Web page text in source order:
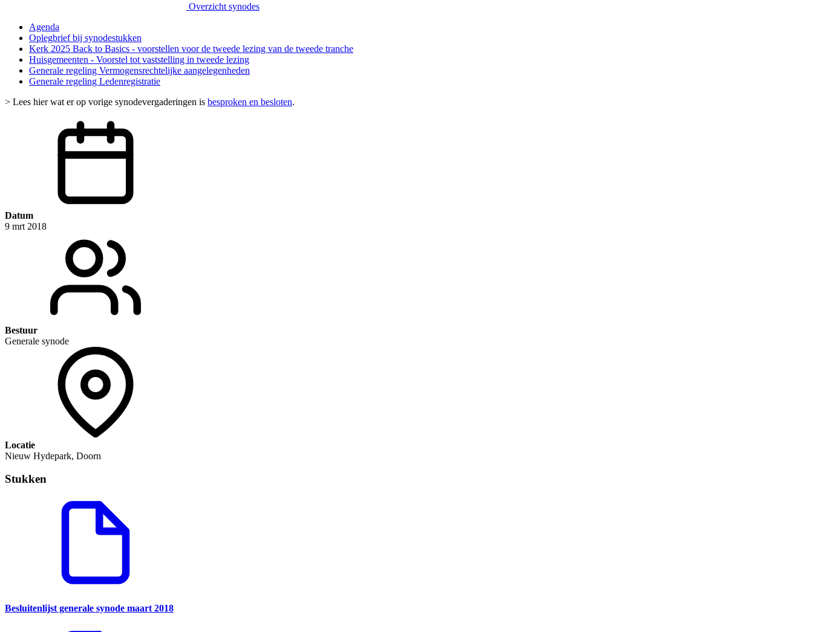
Overzicht synodes
Agenda
Oplegbrief bij synodestukken
Kerk 2025 Back to Basics - voorstellen voor de tweede lezing van de tweede tranche
Huisgemeenten - Voorstel tot vaststelling in tweede lezing
Generale regeling Vermogensrechtelijke aangelegenheden
Generale regeling Ledenregistratie
> Lees hier wat er op vorige synodevergaderingen is besproken en besloten.
Datum
9 mrt 2018
Bestuur
Generale synode
Locatie
Nieuw Hydepark, Doorn
Stukken
Besluitenlijst generale synode maart 2018